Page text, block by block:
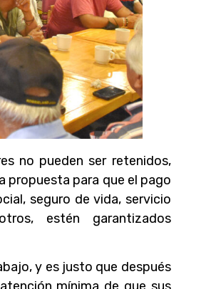
no pueden ser retenidos,
propuesta para que el pago
seguro de vida, servicio
estén garantizados
y es justo que después